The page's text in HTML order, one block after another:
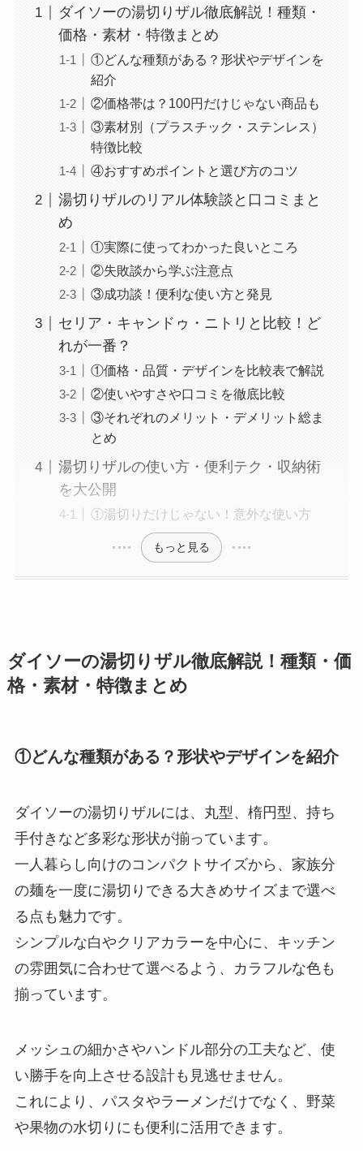
ダイソーの湯切りザル徹底解説！種類・
価格・素材・特徴まとめ
①どんな種類がある？形状やデザインを
紹介
②価格帯は？100円だけじゃない商品も
③素材別（プラスチック・ステンレス）
特徴比較
④おすすめポイントと選び方のコツ
湯切りザルのリアル体験談と口コミまと
め
①実際に使ってわかった良いところ
②失敗談から学ぶ注意点
③成功談！便利な使い方と発見
セリア・キャンドゥ・ニトリと比較！ど
れが一番？
①価格・品質・デザインを比較表で解説
②使いやすさや口コミを徹底比較
③それぞれのメリット・デメリット総ま
とめ
湯切りザルの使い方・便利テク・収納術
を大公開
①湯切りだけじゃない！意外な使い方
もっと見る
ダイソーの湯切りザル徹底解説！種類・価
格・素材・特徴まとめ
①どんな種類がある？形状やデザインを紹介
ダイソーの湯切りザルには、丸型、楕円型、持ち
手付きなど多彩な形状が揃っています。
一人暮らし向けのコンパクトサイズから、家族分
の麺を一度に湯切りできる大きめサイズまで選べ
る点も魅力です。
シンプルな白やクリアカラーを中心に、キッチン
の雰囲気に合わせて選べるよう、カラフルな色も
揃っています。
メッシュの細かさやハンドル部分の工夫など、使
い勝手を向上させる設計も見逃せません。
これにより、パスタやラーメンだけでなく、野菜
や果物の水切りにも便利に活用できます。